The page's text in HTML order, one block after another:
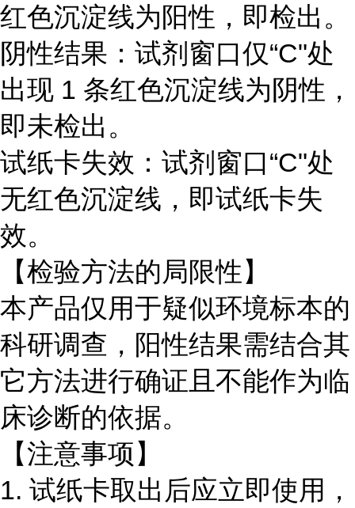
红色沉淀线为阳性，即检出。
阴性结果：试剂窗口仅“C"处
出现 1 条红色沉淀线为阴性，
即未检出。
试纸卡失效：试剂窗口“C"处
无红色沉淀线，即试纸卡失
效。
【检验方法的局限性】
本产品仅用于疑似环境标本的
科研调查，阳性结果需结合其
它方法进行确证且不能作为临
床诊断的依据。
【注意事项】
1. 试纸卡取出后应立即使用，